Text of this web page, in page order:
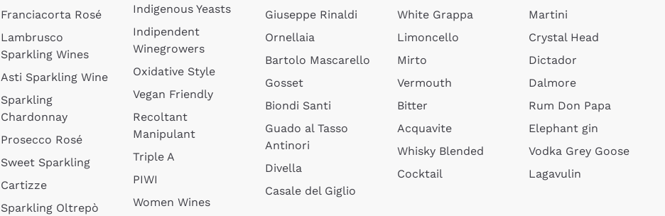
Franciacorta Rosé
Lambrusco
Sparkling Wines
Asti Sparkling Wine
Sparkling
Chardonnay
Prosecco Rosé
Sweet Sparkling
Cartizze
Sparkling Oltrepò
Indigenous Yeasts
Indipendent
Winegrowers
Oxidative Style
Vegan Friendly
Recoltant
Manipulant
Triple A
PIWI
Women Wines
Giuseppe Rinaldi
Ornellaia
Bartolo Mascarello
Gosset
Biondi Santi
Guado al Tasso
Antinori
Divella
Casale del Giglio
White Grappa
Limoncello
Mirto
Vermouth
Bitter
Acquavite
Whisky Blended
Cocktail
Martini
Crystal Head
Dictador
Dalmore
Rum Don Papa
Elephant gin
Vodka Grey Goose
Lagavulin